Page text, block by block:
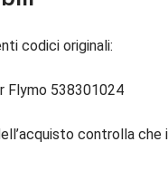
codici originali:
Flymo 538301024
controlla